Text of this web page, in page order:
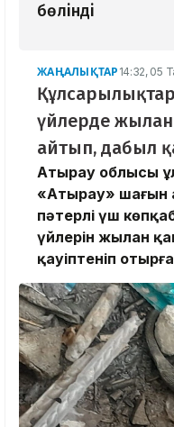
бөлінді
ЖАҢАЛЫҚТАР 14:32, 05
үйлерде
айтып, дабыл
Атырау облысы
«Атырау» шағын
пәтерлі үш
үйлерін жылан
қауіптеніп